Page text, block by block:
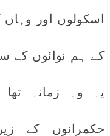
اسکولوں اور
کے ہم نوائوں کے
یہ وہ زمانہ
حکمرانوں کے